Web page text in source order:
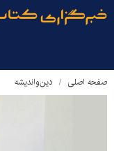
صفحه اصلی دین‌واندیشه